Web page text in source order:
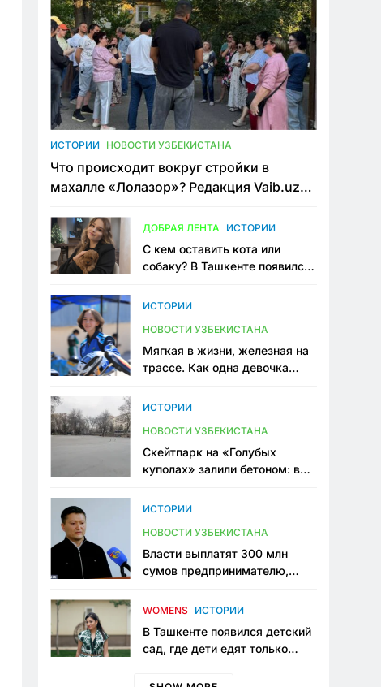
ИСТОРИИ НОВОСТИ УЗБЕКИСТАНА
Что происходит вокруг стройки в
махалле «Лолазор»? Редакция Vaib.uz
конфликта
ДОБРАЯ ЛЕНТА ИСТОРИИ
С кем оставить кота или
собаку? В Ташкенте появился
ИСТОРИИ
НОВОСТИ УЗБЕКИСТАНА
Мягкая в жизни, железная на
трассе. Как одна девочка
Узбекистане
ИСТОРИИ
НОВОСТИ УЗБЕКИСТАНА
Скейтпарк на «Голубых
куполах» залили бетоном: в
одно общественное
ИСТОРИИ
НОВОСТИ УЗБЕКИСТАНА
Власти выплатят 300 млн
сумов предпринимателю,
тюрьме по незаконному
WOMENS ИСТОРИИ
В Ташкенте появился детский
сад, где дети едят только
мама, которая устала просить